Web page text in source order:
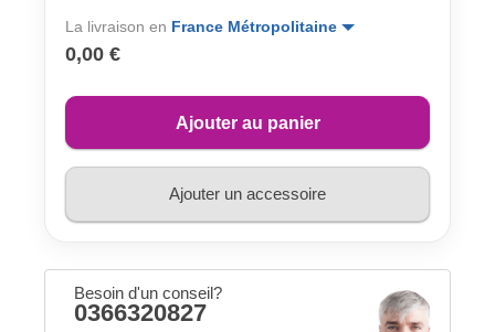
La livraison en France Métropolitaine
0,00 €
Ajouter au panier
Ajouter un accessoire
Besoin d'un conseil?
0366320827